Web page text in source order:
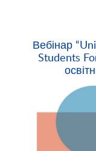
Вебінар
Students